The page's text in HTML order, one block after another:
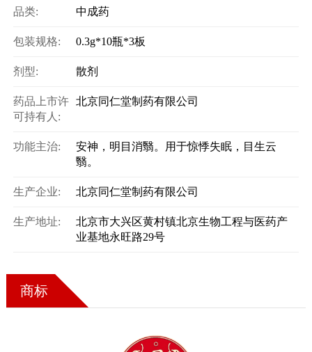
品类: 中成药
包装规格: 0.3g*10瓶*3板
剂型: 散剂
药品上市许
可持有人:
北京同仁堂制药有限公司
功能主治:
安神，明目消翳。用于惊悸失眠，目生云
翳。
生产企业: 北京同仁堂制药有限公司
生产地址:
北京市大兴区黄村镇北京生物工程与医药产
业基地永旺路29号
商标